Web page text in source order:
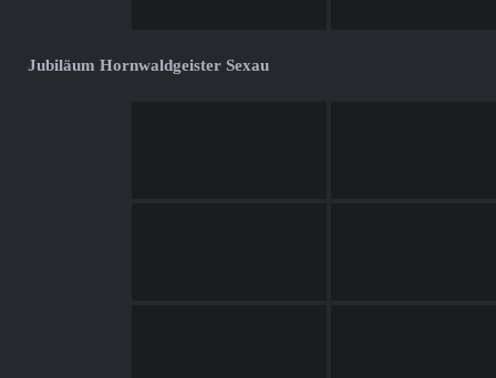
Jubiläum Hornwaldgeister Sexau